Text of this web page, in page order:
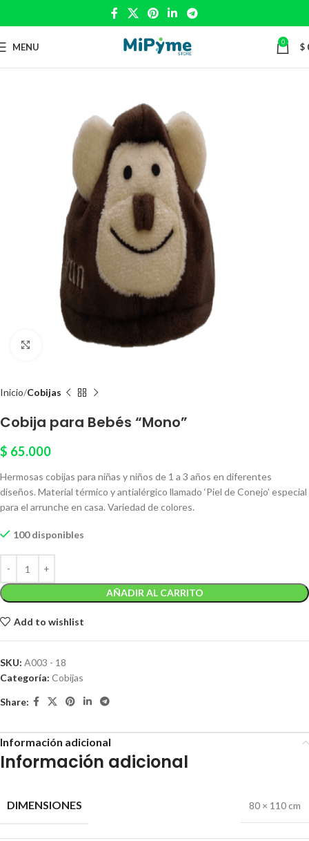
MENU 0 $
Click to enlarge
Inicio Cobijas
Cobija para Bebés “Mono”
$ 65.000
Hermosas cobijas para niñas y niños de 1 a 3 años en diferentes
diseños. Material térmico y antialérgico llamado ‘Piel de Conejo’ especial
para el arrunche en casa. Variedad de colores.
100 disponibles
AÑADIR AL CARRITO
Add to wishlist
SKU: A003 - 18
Categoría: Cobijas
Share:
Información adicional
Información adicional
DIMENSIONES 80 × 110 cm